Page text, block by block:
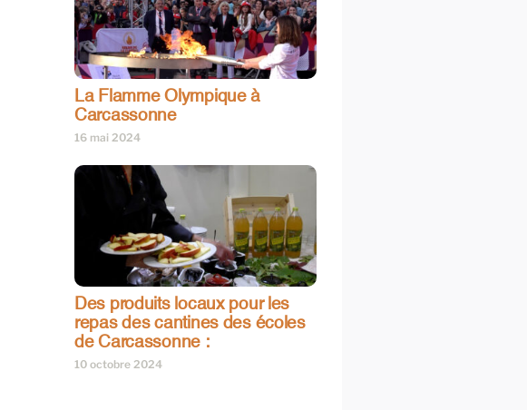
La Flamme Olympique à
Carcassonne
16 mai 2024
Des produits locaux pour les
repas des cantines des écoles
de Carcassonne :
10 octobre 2024